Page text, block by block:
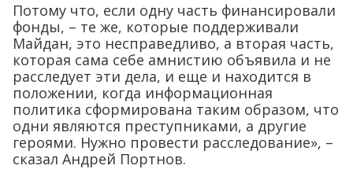
Потому что, если одну часть финансировали
фонды, – те же, которые поддерживали
Майдан, это несправедливо, а вторая часть,
которая сама себе амнистию объявила и не
расследует эти дела, и еще и находится в
положении, когда информационная
политика сформирована таким образом, что
одни являются преступниками, а другие
героями. Нужно провести расследование», –
сказал Андрей Портнов.